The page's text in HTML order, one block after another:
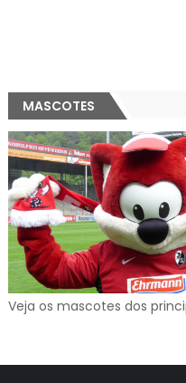
MASCOTES
Veja os mascotes dos